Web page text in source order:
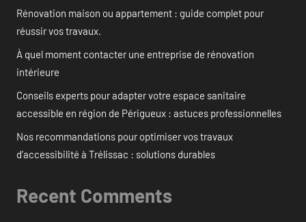
Rénovation maison ou appartement : guide complet pour
réussir vos travaux.
À quel moment contacter une entreprise de rénovation
intérieure
Conseils experts pour adapter votre espace sanitaire
accessible en région de Périgueux : astuces professionnelles
Nos recommandations pour optimiser vos travaux
d’accessibilité à Trélissac : solutions durables
Recent Comments